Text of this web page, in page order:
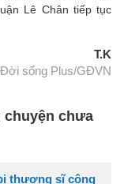
Lê Chân tiếp tục
T.K
sống Plus/GĐVN
chuyện chưa
thượng sĩ công